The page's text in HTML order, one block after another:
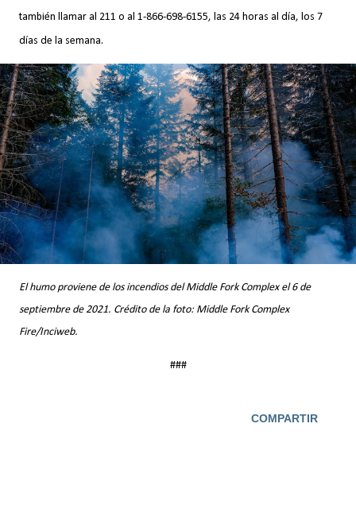
también llamar al 211 o al 1-866-698-6155, las 24 horas al día, los 7
días de la semana.
El humo proviene de los incendios del Middle Fork Complex el 6 de
septiembre de 2021. Crédito de la foto: Middle Fork Complex
Fire/Inciweb.
###
COMPARTIR